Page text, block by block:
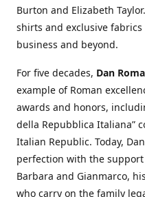
Burton and Elizabeth
shirts and exclusive
business and beyond.
For five decades, Dan Roma
example of Roman
awards and honors,
della Repubblica Italiana”
Italian Republic. Today,
perfection with the
Barbara and Gianmarco,
who carry on the family